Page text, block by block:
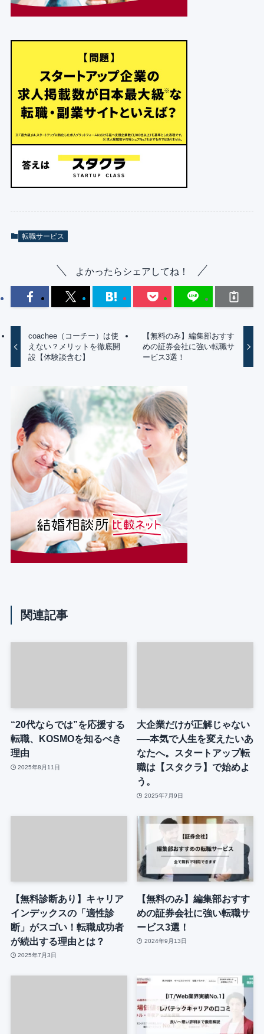
転職サービス
よかったらシェアしてね！
coachee（コーチー）は使
えない？メリットを徹底開
設【体験談含む】
【無料のみ】編集部おすす
めの証券会社に強い転職サ
ービス3選！
関連記事
“20代ならでは”を応援する
転職、KOSMOを知るべき
理由
2025年8月11日
大企業だけが正解じゃない
──本気で人生を変えたいあ
なたへ。スタートアップ転
職は【スタクラ】で始めよ
う。
2025年7月9日
【無料診断あり】キャリア
インデックスの「適性診
断」がスゴい！転職成功者
が続出する理由とは？
2025年7月3日
【無料のみ】編集部おすす
めの証券会社に強い転職サ
ービス3選！
2024年9月13日